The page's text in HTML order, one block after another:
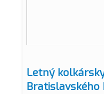
Letný
Bratislavského